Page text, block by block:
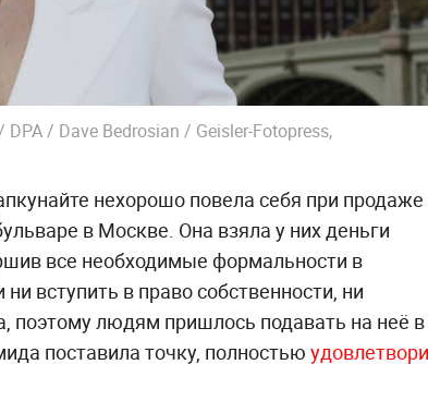
/ Dave Bedrosian / Geisler-Fotopress,
нехорошо повела себя при продаже
в Москве. Она взяла у них деньги
все необходимые формальности в
вступить в право собственности, ни
поэтому людям пришлось подавать на неё в
поставила точку, полностью